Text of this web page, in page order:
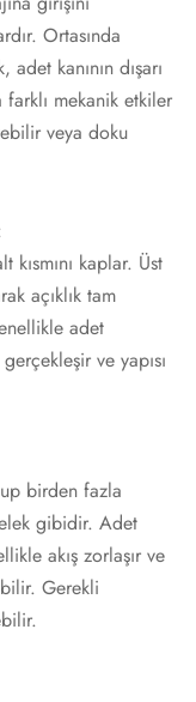
Ortasında
kanının dışarı
mekanik etkiler
veya doku
kısmını kaplar. Üst
açıklık tam
adet
ve yapısı
birden fazla
gibidir. Adet
akış zorlaşır ve
Gerekli